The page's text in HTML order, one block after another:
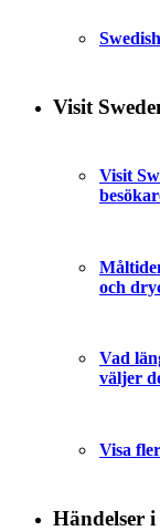
Visit
Visit
och
Vad
väljer
Visa
Händelser